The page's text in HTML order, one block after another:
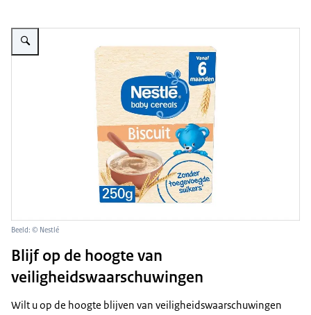
Vergroot afbeelding Nestlé Baby Cereals Biscuit 250 gram
Beeld: © Nestlé
Blijf op de hoogte van
veiligheidswaarschuwingen
Wilt u op de hoogte blijven van veiligheidswaarschuwingen